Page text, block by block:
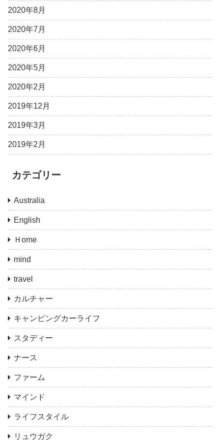
2020年8月
2020年7月
2020年6月
2020年5月
2020年2月
2019年12月
2019年3月
2019年2月
カテゴリー
Australia
English
Ｈome
mind
travel
カルチャー
キャンピングカーライフ
スタディー
ナース
ファーム
マインド
ライフスタイル
リュウガク